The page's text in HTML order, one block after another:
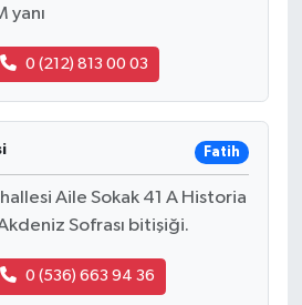
yanı
0 (212) 813 00 03
Fatih
Aile Sokak 41 A Historia
Sofrası bitişiği.
0 (536) 663 94 36